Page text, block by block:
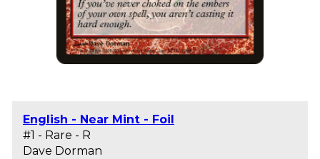
English - Near Mint - Foil
#1 - Rare - R
Dave Dorman